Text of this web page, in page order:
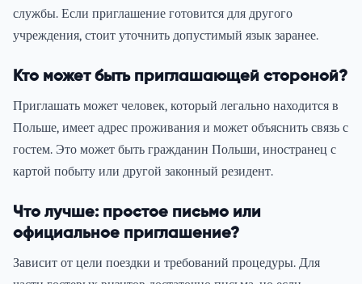
службы. Если приглашение готовится для другого
учреждения, стоит уточнить допустимый язык заранее.
Кто может быть приглашающей стороной?
Приглашать может человек, который легально находится в
Польше, имеет адрес проживания и может объяснить связь с
гостем. Это может быть гражданин Польши, иностранец с
картой побыту или другой законный резидент.
Что лучше: простое письмо или
официальное приглашение?
Зависит от цели поездки и требований процедуры. Для